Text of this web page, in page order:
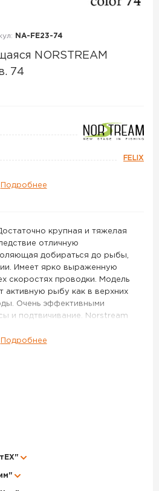
NA-FE23-74
NORSTREAM
74
FELIX
Подробнее
крупная и тяжелая
отличную
добираться до рыбы,
Имеет ярко выраженную
скоростях проводки. Модель
активную рыбу как в верхних
Очень эффективными
и подтвичивание. Norstream
два варианта исполнения
стабильность, она лучше
с успехом применяется
небольшие приямки
весьма эффективна, если
спад, и крупные активные
модели, имеет тот же размер,
меньшего веса обладает куда
Подробнее